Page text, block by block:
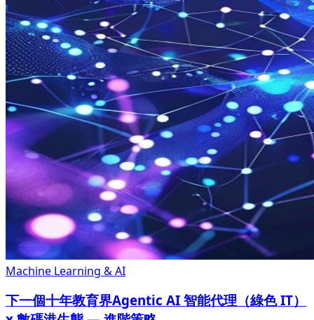
Machine Learning & AI
下一個十年教育界Agentic AI 智能代理（綠色 IT）